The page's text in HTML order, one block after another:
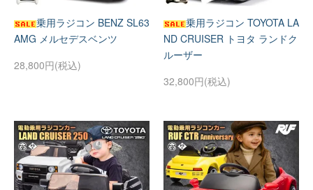
乗用ラジコン BENZ SL63
AMG メルセデスベンツ
28,800円(税込)
乗用ラジコン TOYOTA LA
ND CRUISER トヨタ ランドク
ルーザー
32,800円(税込)